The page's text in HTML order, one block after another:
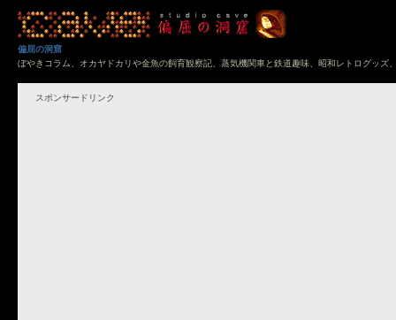
偏屈の洞窟
ぼやきコラム、オカヤドカリや金魚の飼育観察記、蒸気機関車と鉄道趣味、昭和レトログッ
スポンサードリンク